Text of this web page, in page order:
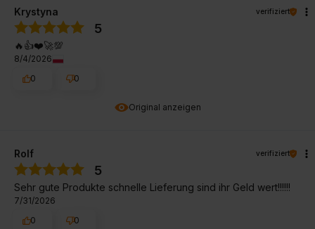
Original anzeigen
Krystyna verifiziert
5
🔥👍️❤️🚀💯
8/4/2026
0
0
Rolf verifiziert
5
Sehr gute Produkte schnelle Lieferung sind ihr Geld wert!!!!!!
7/31/2026
0
0